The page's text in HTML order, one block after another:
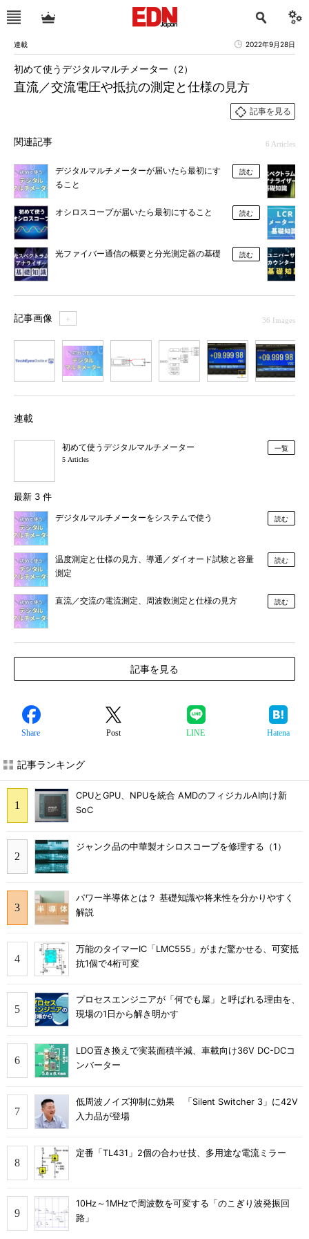
連載 2022年9月28日
直流／交流電圧や抵抗の測定と仕様の見方
初めて使うデジタルマルチメーター（2）
記事を見る
関連記事 6 Articles
デジタルマルチメーターが届いたら最初にす
ること
読む
オシロスコープが届いたら最初にすること 読む
光ファイバー通信の概要と分光測定器の基礎 読む
記事画像 ＋ 36 Images
連載
初めて使うデジタルマルチメーター
5 Articles
一覧
最新 3 件
デジタルマルチメーターをシステムで使う 読む
温度測定と仕様の見方、導通／ダイオード試験と容量
測定
読む
直流／交流の電流測定、周波数測定と仕様の見方 読む
記事を見る
Share Post LINE Hatena
記事ランキング
CPUとGPU、NPUを統合 AMDのフィジカルAI向け新
SoC
ジャンク品の中華製オシロスコープを修理する（1）
パワー半導体とは？ 基礎知識や将来性を分かりやすく
解説
万能のタイマーIC「LMC555」がまだ驚かせる、可変抵
抗1個で4桁可変
プロセスエンジニアが「何でも屋」と呼ばれる理由を、
現場の1日から解き明かす
LDO置き換えで実装面積半減、車載向け36V DC-DCコ
ンバーター
低周波ノイズ抑制に効果 「Silent Switcher 3」に42V
入力品が登場
定番「TL431」2個の合わせ技、多用途な電流ミラー
10Hz～1MHzで周波数を可変する「のこぎり波発振回
路」